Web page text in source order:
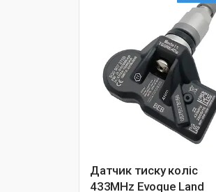
Датчик тиску коліс
433MHz Evoque Land